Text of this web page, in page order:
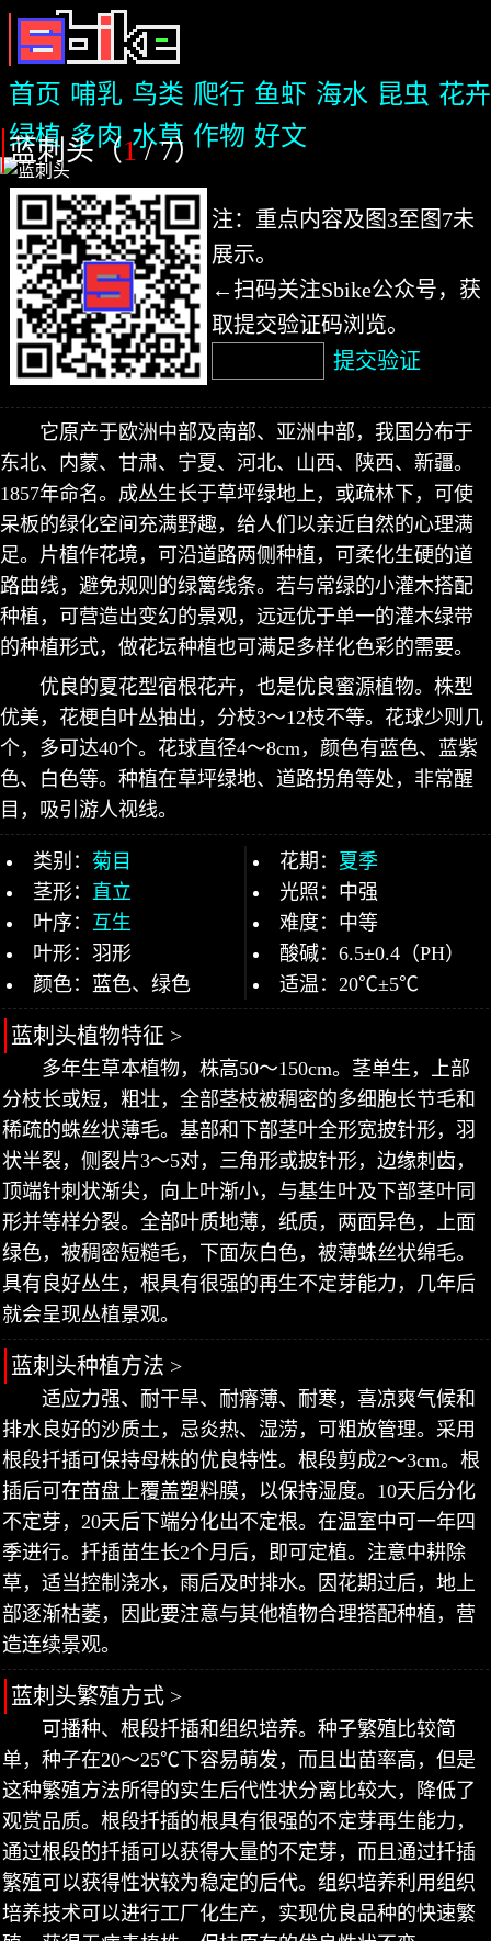
首页 哺乳 鸟类 爬行 鱼虾 海水 昆虫 花卉
绿植 多肉 水草 作物 好文
蓝刺头（1/ 7）
注：重点内容及图3至图7未
展示。
←扫码关注Sbike公众号，获
取提交验证码浏览。
提交验证
它原产于欧洲中部及南部、亚洲中部，我国分布于
东北、内蒙、甘肃、宁夏、河北、山西、陕西、新疆。
1857年命名。成丛生长于草坪绿地上，或疏林下，可使
呆板的绿化空间充满野趣，给人们以亲近自然的心理满
足。片植作花境，可沿道路两侧种植，可柔化生硬的道
路曲线，避免规则的绿篱线条。若与常绿的小灌木搭配
种植，可营造出变幻的景观，远远优于单一的灌木绿带
的种植形式，做花坛种植也可满足多样化色彩的需要。
优良的夏花型宿根花卉，也是优良蜜源植物。株型
优美，花梗自叶丛抽出，分枝3～12枝不等。花球少则几
个，多可达40个。花球直径4～8cm，颜色有蓝色、蓝紫
色、白色等。种植在草坪绿地、道路拐角等处，非常醒
目，吸引游人视线。
类别： 菊目
茎形： 直立
叶序： 互生
叶形：羽形
颜色：蓝色、绿色
花期： 夏季
光照：中强
难度：中等
酸碱：6.5±0.4（PH）
适温：20℃±5℃
蓝刺头植物特征 >
多年生草本植物，株高50～150cm。茎单生，上部
分枝长或短，粗壮，全部茎枝被稠密的多细胞长节毛和
稀疏的蛛丝状薄毛。基部和下部茎叶全形宽披针形，羽
状半裂，侧裂片3～5对，三角形或披针形，边缘刺齿，
顶端针刺状渐尖，向上叶渐小，与基生叶及下部茎叶同
形并等样分裂。全部叶质地薄，纸质，两面异色，上面
绿色，被稠密短糙毛，下面灰白色，被薄蛛丝状绵毛。
具有良好丛生，根具有很强的再生不定芽能力，几年后
就会呈现丛植景观。
蓝刺头种植方法 >
适应力强、耐干旱、耐瘠薄、耐寒，喜凉爽气候和
排水良好的沙质土，忌炎热、湿涝，可粗放管理。采用
根段扦插可保持母株的优良特性。根段剪成2～3cm。根
插后可在苗盘上覆盖塑料膜，以保持湿度。10天后分化
不定芽，20天后下端分化出不定根。在温室中可一年四
季进行。扦插苗生长2个月后，即可定植。注意中耕除
草，适当控制浇水，雨后及时排水。因花期过后，地上
部逐渐枯萎，因此要注意与其他植物合理搭配种植，营
造连续景观。
蓝刺头繁殖方式 >
可播种、根段扦插和组织培养。种子繁殖比较简
单，种子在20～25℃下容易萌发，而且出苗率高，但是
这种繁殖方法所得的实生后代性状分离比较大，降低了
观赏品质。根段扦插的根具有很强的不定芽再生能力，
通过根段的扦插可以获得大量的不定芽，而且通过扦插
繁殖可以获得性状较为稳定的后代。组织培养利用组织
培养技术可以进行工厂化生产，实现优良品种的快速繁